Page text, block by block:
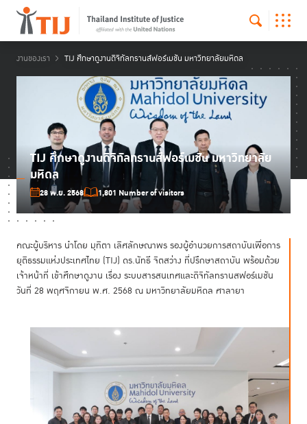
งานของเรา TIJ ศึกษาดูงานดิจิทัลทรานส์ฟอร์เมชัน มหาวิทยาลัยมหิดล
TIJ ศึกษาดูงานดิจิทัลทรานส์ฟอร์เมชัน มหาวิทยาลัย
มหิดล
28 พ.ย. 2568 1,801 Number of visitors
คณะผู้บริหาร นำโดย มุทิตา เลิศลักษณาพร รองผู้อำนวยการสถาบันเพื่อการ
ยุติธรรมแห่งประเทศไทย (TIJ) ดร.นัทธี จิตสว่าง ที่ปรึกษาสถาบัน พร้อมด้วย
เจ้าหน้าที่ เข้าศึกษาดูงาน เรื่อง ระบบสารสนเทศและดิจิทัลทรานสฟอร์เมชัน
วันที่ 28 พฤศจิกายน พ.ศ. 2568 ณ มหาวิทยาลัยมหิดล ศาลายา